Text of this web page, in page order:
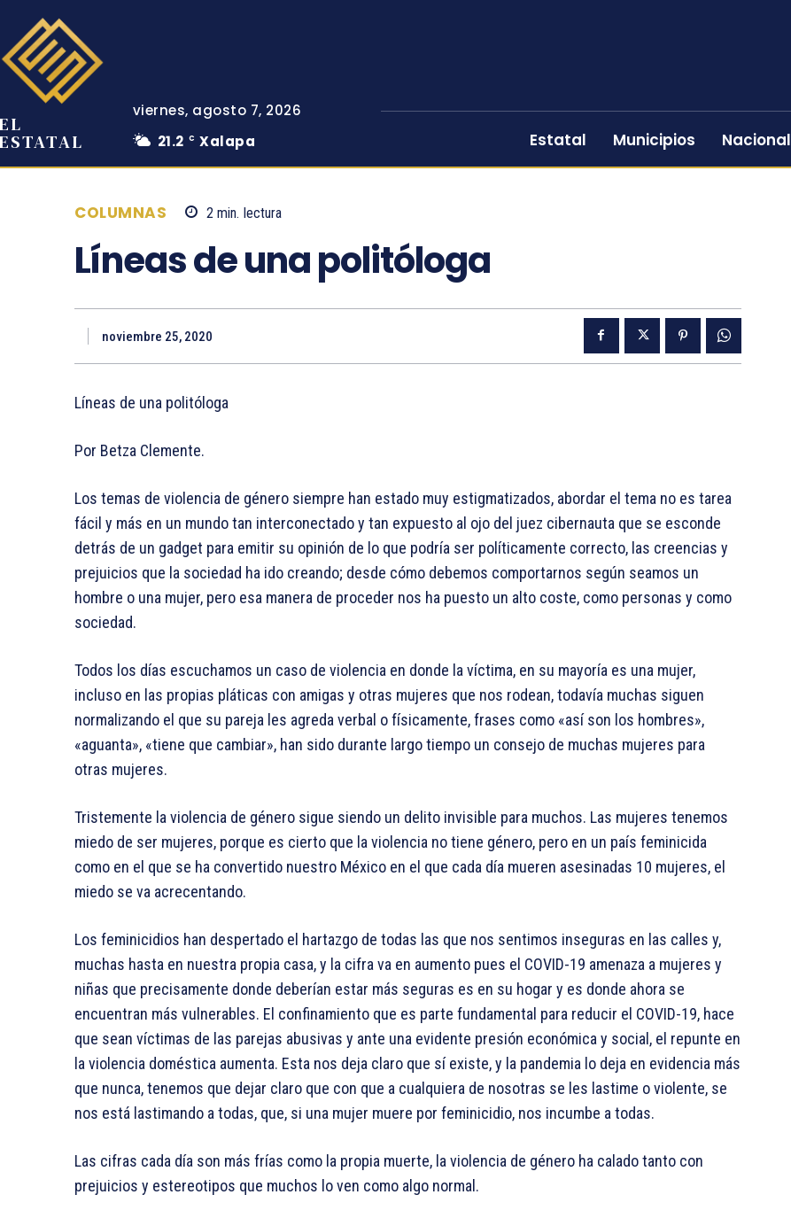
EL
ESTATAL
viernes, agosto 7, 2026
21.2 C Xalapa Estatal Municipios Nacional
COLUMNAS 2 min. lectura
Líneas de una politóloga
noviembre 25, 2020
Líneas de una politóloga
Por Betza Clemente.
Los temas de violencia de género siempre han estado muy estigmatizados, abordar el tema no es tarea
fácil y más en un mundo tan interconectado y tan expuesto al ojo del juez cibernauta que se esconde
detrás de un gadget para emitir su opinión de lo que podría ser políticamente correcto, las creencias y
prejuicios que la sociedad ha ido creando; desde cómo debemos comportarnos según seamos un
hombre o una mujer, pero esa manera de proceder nos ha puesto un alto coste, como personas y como
sociedad.
Todos los días escuchamos un caso de violencia en donde la víctima, en su mayoría es una mujer,
incluso en las propias pláticas con amigas y otras mujeres que nos rodean, todavía muchas siguen
normalizando el que su pareja les agreda verbal o físicamente, frases como «así son los hombres»,
«aguanta», «tiene que cambiar», han sido durante largo tiempo un consejo de muchas mujeres para
otras mujeres.
Tristemente la violencia de género sigue siendo un delito invisible para muchos. Las mujeres tenemos
miedo de ser mujeres, porque es cierto que la violencia no tiene género, pero en un país feminicida
como en el que se ha convertido nuestro México en el que cada día mueren asesinadas 10 mujeres, el
miedo se va acrecentando.
Los feminicidios han despertado el hartazgo de todas las que nos sentimos inseguras en las calles y,
muchas hasta en nuestra propia casa, y la cifra va en aumento pues el COVID-19 amenaza a mujeres y
niñas que precisamente donde deberían estar más seguras es en su hogar y es donde ahora se
encuentran más vulnerables. El confinamiento que es parte fundamental para reducir el COVID-19, hace
que sean víctimas de las parejas abusivas y ante una evidente presión económica y social, el repunte en
la violencia doméstica aumenta. Esta nos deja claro que sí existe, y la pandemia lo deja en evidencia más
que nunca, tenemos que dejar claro que con que a cualquiera de nosotras se les lastime o violente, se
nos está lastimando a todas, que, si una mujer muere por feminicidio, nos incumbe a todas.
Las cifras cada día son más frías como la propia muerte, la violencia de género ha calado tanto con
prejuicios y estereotipos que muchos lo ven como algo normal.